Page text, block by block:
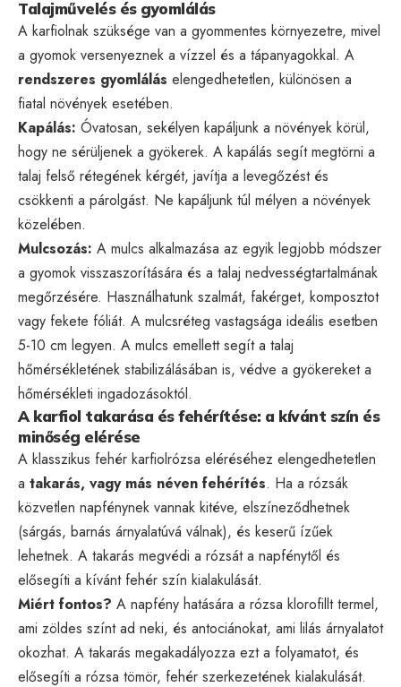
Talajművelés és gyomlálás
A karfiolnak szüksége van a gyommentes környezetre, mivel
a gyomok versenyeznek a vízzel és a tápanyagokkal. A
rendszeres gyomlálás elengedhetetlen, különösen a
fiatal növények esetében.
Kapálás: Óvatosan, sekélyen kapáljunk a növények körül,
hogy ne sérüljenek a gyökerek. A kapálás segít megtörni a
talaj felső rétegének kérgét, javítja a levegőzést és
csökkenti a párolgást. Ne kapáljunk túl mélyen a növények
közelében.
Mulcsozás: A mulcs alkalmazása az egyik legjobb módszer
a gyomok visszaszorítására és a talaj nedvességtartalmának
megőrzésére. Használhatunk szalmát, fakérget, komposztot
vagy fekete fóliát. A mulcsréteg vastagsága ideális esetben
5-10 cm legyen. A mulcs emellett segít a talaj
hőmérsékletének stabilizálásában is, védve a gyökereket a
hőmérsékleti ingadozásoktól.
A karfiol takarása és fehérítése: a kívánt szín és
minőség elérése
A klasszikus fehér karfiolrózsa eléréséhez elengedhetetlen
a takarás, vagy más néven fehérítés. Ha a rózsák
közvetlen napfénynek vannak kitéve, elszíneződhetnek
(sárgás, barnás árnyalatúvá válnak), és keserű ízűek
lehetnek. A takarás megvédi a rózsát a napfénytől és
elősegíti a kívánt fehér szín kialakulását.
Miért fontos? A napfény hatására a rózsa klorofillt termel,
ami zöldes színt ad neki, és antociánokat, ami lilás árnyalatot
okozhat. A takarás megakadályozza ezt a folyamatot, és
elősegíti a rózsa tömör, fehér szerkezetének kialakulását.